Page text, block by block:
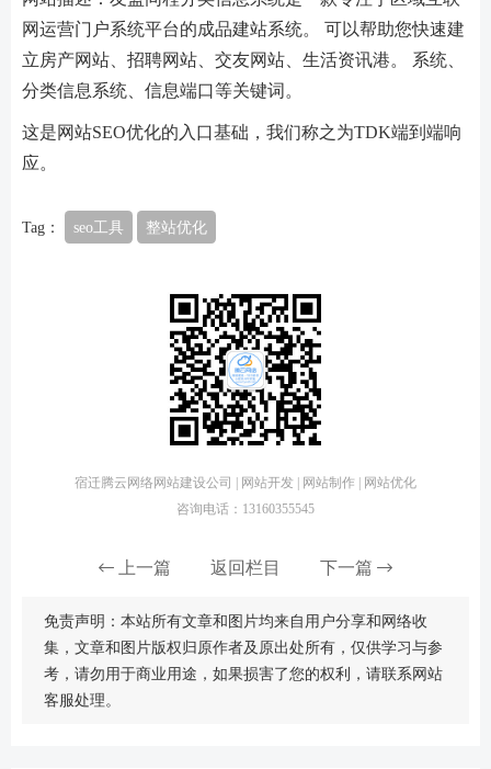
网运营门户系统平台的成品建站系统。 可以帮助您快速建
立房产网站、招聘网站、交友网站、生活资讯港。 系统、
分类信息系统、信息端口等关键词。
这是网站SEO优化的入口基础，我们称之为TDK端到端响
应。
Tag： seo工具 整站优化
宿迁腾云网络网站建设公司 | 网站开发 | 网站制作 | 网站优化
咨询电话：13160355545
上一篇 返回栏目 下一篇
免责声明：本站所有文章和图片均来自用户分享和网络收
集，文章和图片版权归原作者及原出处所有，仅供学习与参
考，请勿用于商业用途，如果损害了您的权利，请联系网站
客服处理。